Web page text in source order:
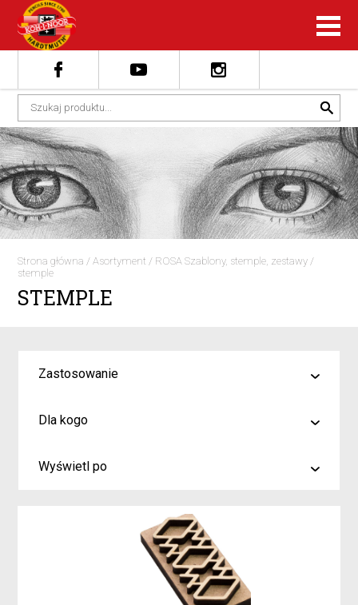
Strona główna /Asortyment / ROSA Szablony, stemple, zestawy /
stemple
STEMPLE
Zastosowanie
malowanie
kreślenie
Dla kogo
Artyści i profesjonaliści
Inspiracje dla rodziców i dzieci
Wyświetl po